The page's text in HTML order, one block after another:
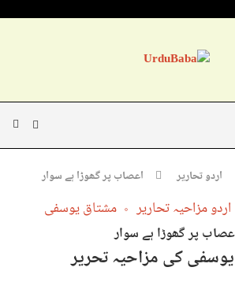
اردو تحاریر اعصاب پر گھوڑا ہے سوار
اردو مزاحیہ تحاریر مشتاق یوسفی
پر گھوڑا ہے سوار
کی مزاحیہ تحریر